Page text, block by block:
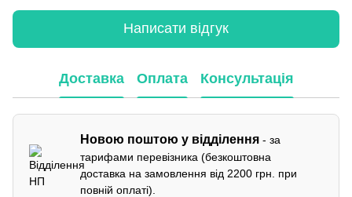
Написати відгук
Доставка Оплата Консультація
Новою поштою у відділення - за
тарифами перевізника (безкоштовна
доставка на замовлення від 2200 грн. при
повній оплаті).